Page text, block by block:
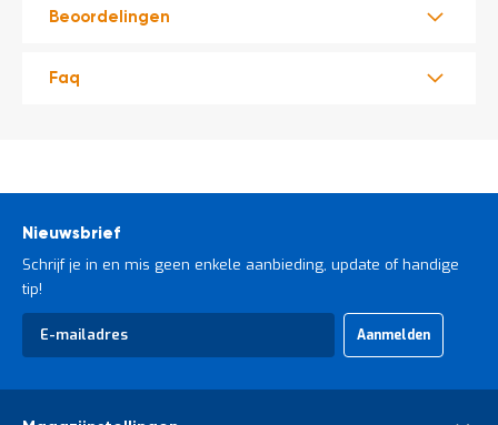
Beoordelingen
Faq
Nieuwsbrief
Schrijf je in en mis geen enkele aanbieding, update of handige
tip!
Abonneer
op
Aanmelden